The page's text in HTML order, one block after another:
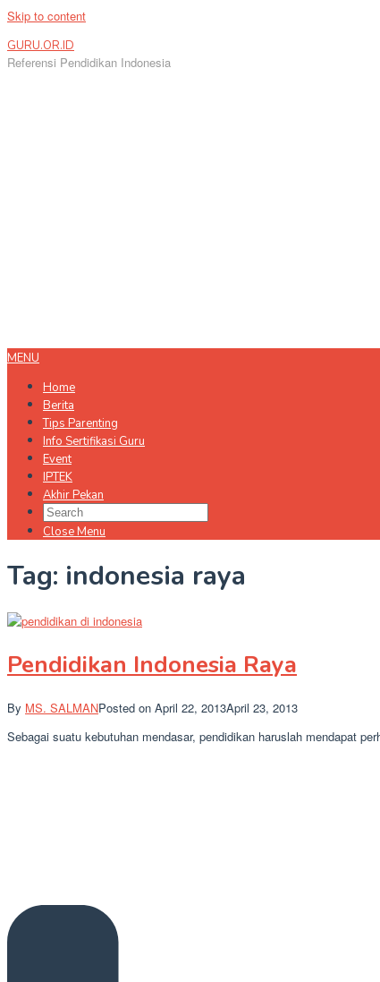
Skip to content
GURU.OR.ID
Referensi Pendidikan Indonesia
MENU
Home
Berita
Tips Parenting
Info Sertifikasi Guru
Event
IPTEK
Akhir Pekan
Close Menu
Tag: indonesia raya
Pendidikan Indonesia Raya
By MS. SALMANPosted on April 22, 2013April 23, 2013
Sebagai suatu kebutuhan mendasar, pendidikan haruslah mendapat